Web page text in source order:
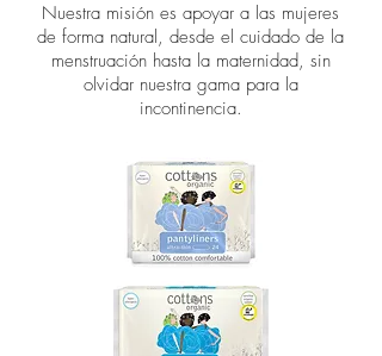
Nuestra misión es apoyar a las mujeres
de forma natural, desde el cuidado de la
menstruación hasta la maternidad, sin
olvidar nuestra gama para la
incontinencia.